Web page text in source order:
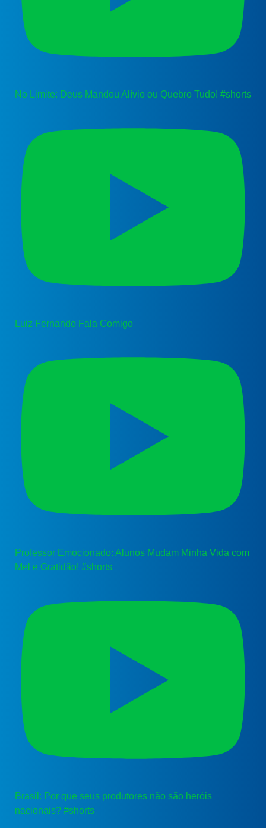
No Limite: Deus Mandou Alívio ou Quebro Tudo! #shorts
Luiz Fernando Fala Comigo
Professor Emocionado: Alunos Mudam Minha Vida com
Mel e Gratidão! #shorts
Brasil: Por que seus produtores não são heróis
nacionais? #shorts